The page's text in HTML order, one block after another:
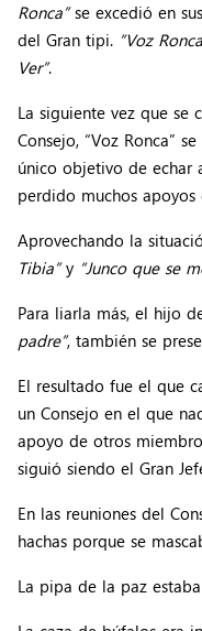
Ronca”se excedió en
del Gran tipi. “Voz
Ver”.
La siguiente vez que
Consejo, “Voz Ronca”
único objetivo de echar
perdido muchos
Aprovechando la
Tibia”y “Junco que se
Para liarla más, el hijo
padre”, también se
El resultado fue el que
un Consejo en el que
apoyo de otros
siguió siendo el Gran
En las reuniones del
hachas porque se
La pipa de la paz